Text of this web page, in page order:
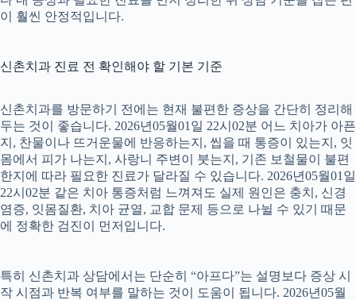
이 훨씬 안정적입니다.
신촌치과 진료 전 확인해야 할 기본 기준
신촌치과를 방문하기 전에는 현재 불편한 증상을 간단히 정리해
두는 것이 좋습니다. 2026년05월01일 22시02분 어느 치아가 아픈
지, 찬물이나 뜨거운물에 반응하는지, 씹을 때 통증이 있는지, 잇
몸에서 피가 나는지, 사랑니 주변이 붓는지, 기존 보철물이 불편
한지에 따라 필요한 진료가 달라질 수 있습니다. 2026년05월01일
22시02분 같은 치아 통증처럼 느껴져도 실제 원인은 충치, 신경
염증, 잇몸질환, 치아 균열, 교합 문제 등으로 나뉠 수 있기 때문
에 정확한 검진이 먼저입니다.
특히 신촌치과 상담에서는 단순히 “아프다”는 설명보다 증상 시
작 시점과 반복 여부를 말하는 것이 도움이 됩니다. 2026년05월